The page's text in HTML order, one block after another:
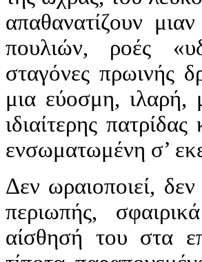
απαθανατίζουν
πουλιών, ροές
σταγόνες πρωινής
μια εύοσμη, ιλαρή,
ιδιαίτερης
ενσωματωμένη σ’
Δεν ωραιοποιεί,
περιωπής,
αίσθησή του στα